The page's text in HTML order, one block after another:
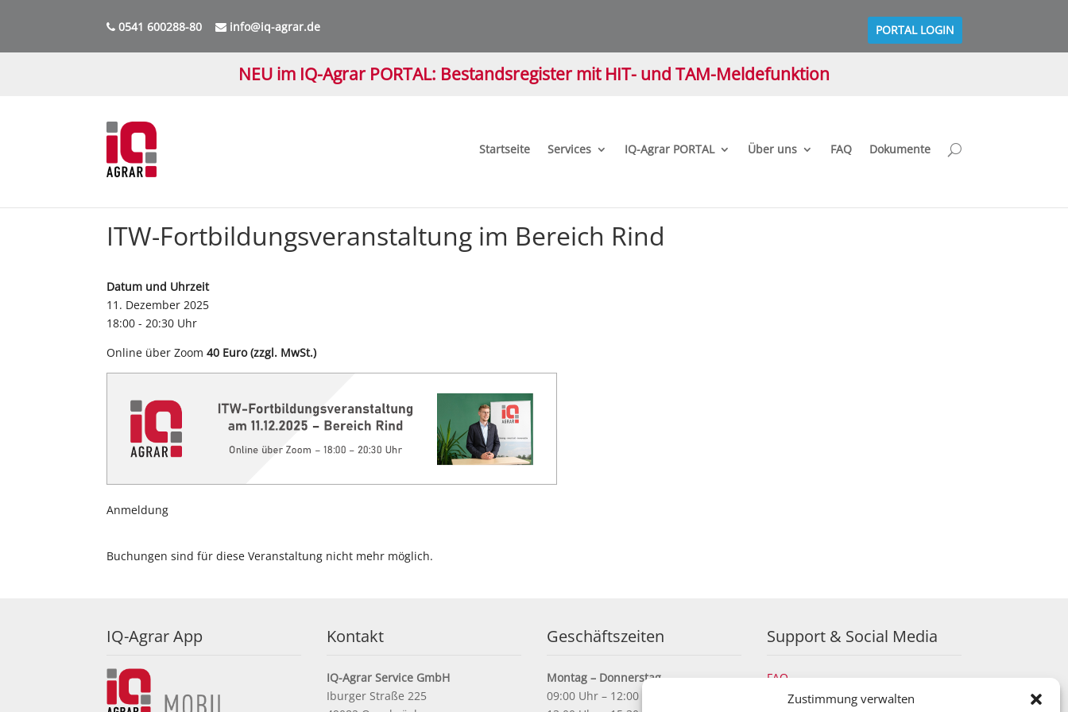
Zustimmung verwalten
0541 600288-80 info@iq-agrar.de PORTAL LOGIN
NEU im IQ-Agrar PORTAL: Bestandsregister mit HIT- und TAM-Meldefunktion
Startseite Services IQ-Agrar PORTAL Über uns FAQ Dokumente
ITW-Fortbildungsveranstaltung im Bereich Rind
Datum und Uhrzeit
11. Dezember 2025
18:00 - 20:30 Uhr
Online über Zoom40 Euro (zzgl. MwSt.)
Anmeldung
Buchungen sind für diese Veranstaltung nicht mehr möglich.
IQ-Agrar App Kontakt
IQ-Agrar Service GmbH
Iburger Straße 225
Geschäftszeiten
Montag – Donnerstag
09:00 Uhr – 12:00 Uhr
Support & Social Media
FAQ
Schulungen